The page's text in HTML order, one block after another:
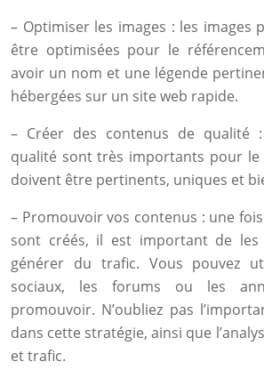
– Optimiser les images : les images
être optimisées pour le
avoir un nom et une légende
hébergées sur un site web rapide.
– Créer des contenus de qualité
qualité sont très importants pour le
doivent être pertinents, uniques et
– Promouvoir vos contenus : une
sont créés, il est important de
générer du trafic. Vous pouvez
sociaux, les forums ou les
promouvoir. N’oubliez pas
dans cette stratégie, ainsi que
et trafic.